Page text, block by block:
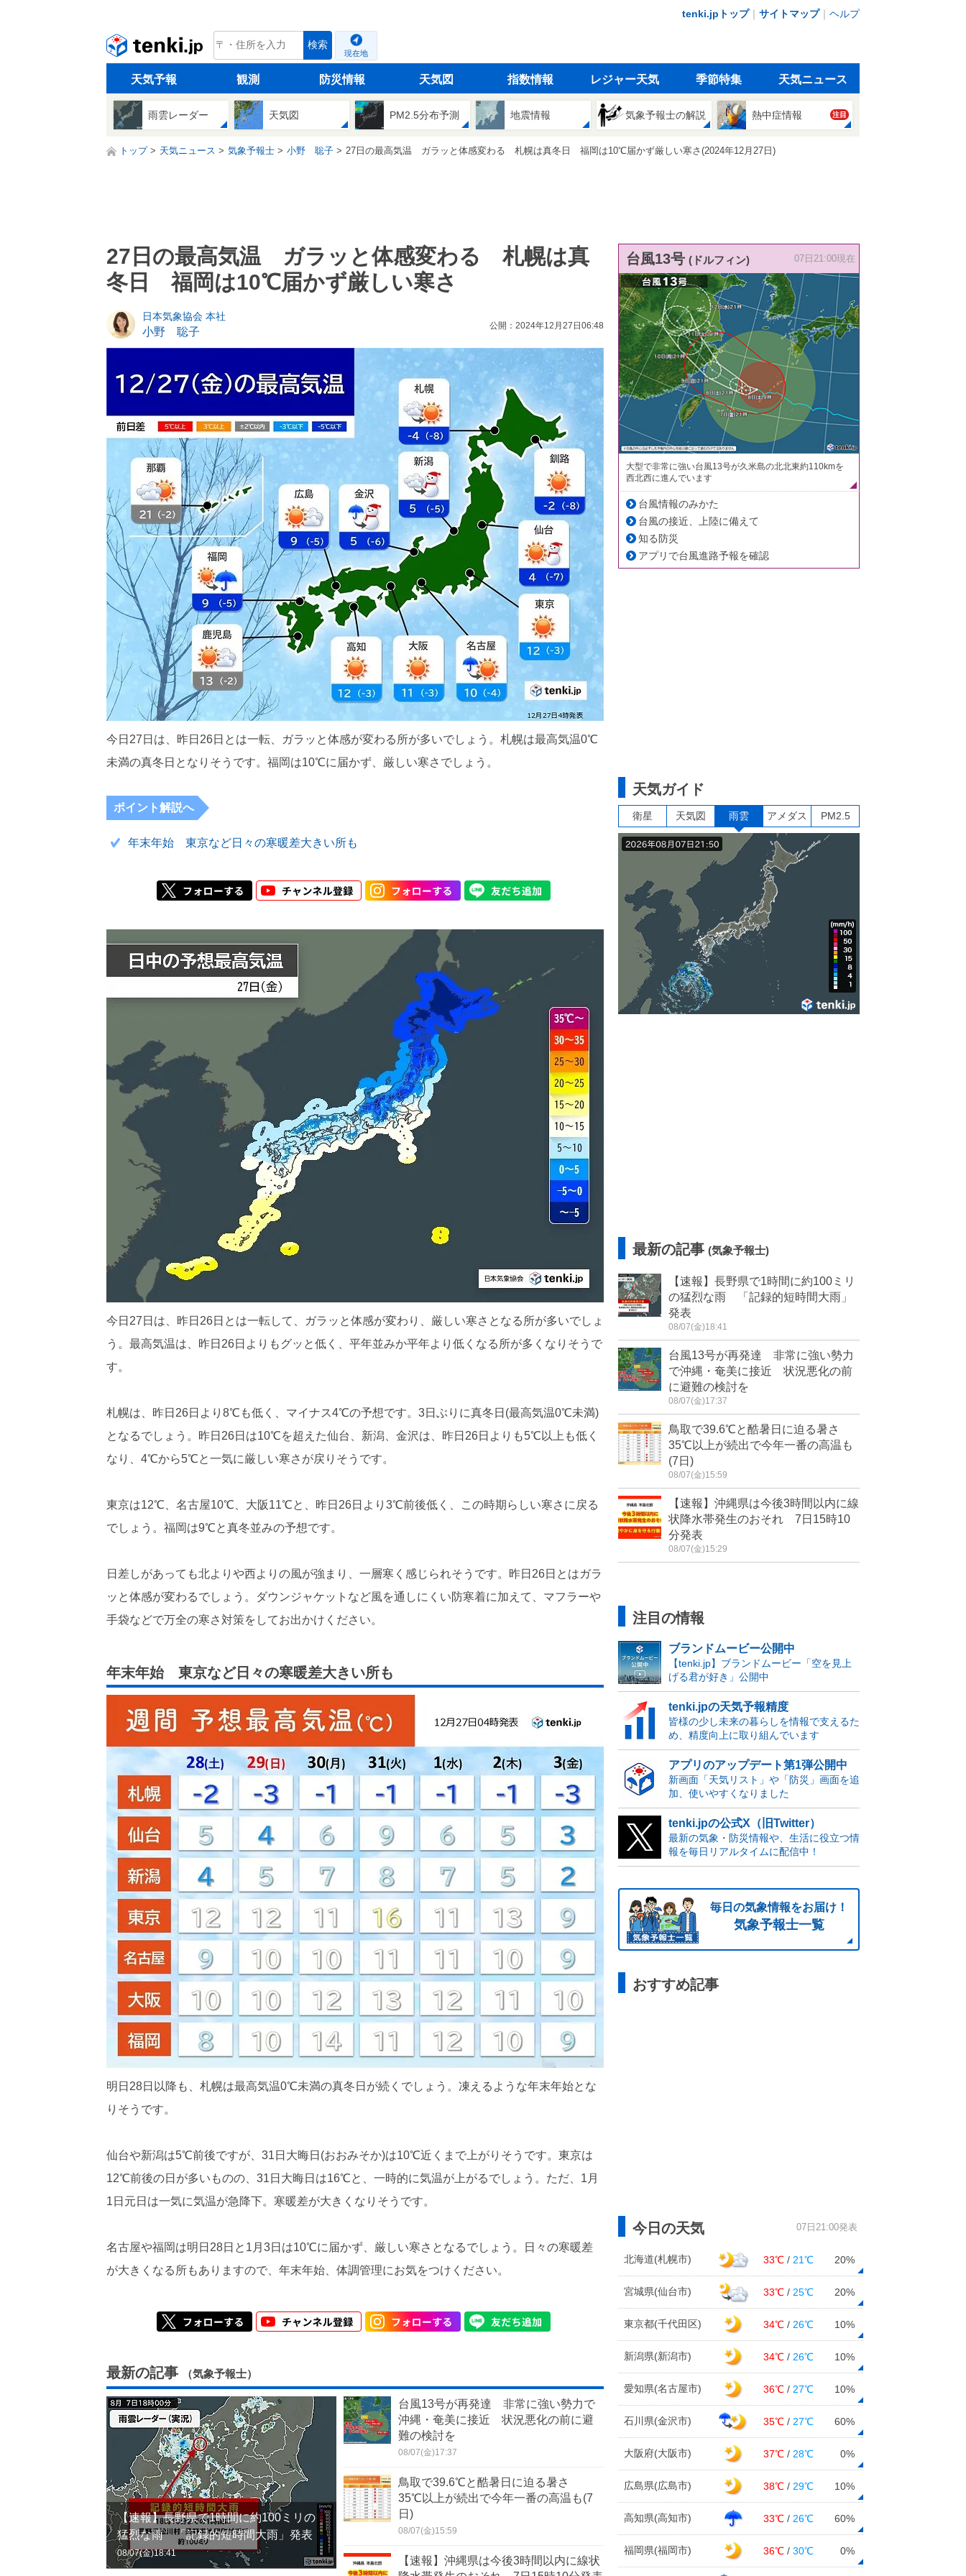
tenki.jpトップ｜ サイトマップ｜ ヘルプ
tenki.jp 検索
現在地
天気予報 観測 防災情報 天気図 指数情報 レジャー天気 季節特集 天気ニュース
雨雲レーダー 天気図 PM2.5分布予測 地震情報 気象予報士の解説 熱中症情報 注目
トップ 天気ニュース 気象予報士 小野 聡子 27日の最高気温 ガラッと体感変わる 札幌は真冬日 福岡は10℃届かず厳しい寒さ(2024年12月27日)
27日の最高気温 ガラッと体感変わる 札幌は真
冬日 福岡は10℃届かず厳しい寒さ
日本気象協会 本社
小野 聡子
公開：2024年12月27日06:48
今日27日は、昨日26日とは一転、ガラッと体感が変わる所が多いでしょう。札幌は最高気温0℃
未満の真冬日となりそうです。福岡は10℃に届かず、厳しい寒さでしょう。
ポイント解説へ
年末年始 東京など日々の寒暖差大きい所も
今日27日は、昨日26日とは一転して、ガラッと体感が変わり、厳しい寒さとなる所が多いでしょ
う。最高気温は、昨日26日よりもグッと低く、平年並みか平年より低くなる所が多くなりそうで
す。
札幌は、昨日26日より8℃も低く、マイナス4℃の予想です。3日ぶりに真冬日(最高気温0℃未満)
となるでしょう。昨日26日は10℃を超えた仙台、新潟、金沢は、昨日26日よりも5℃以上も低く
なり、4℃から5℃と一気に厳しい寒さが戻りそうです。
東京は12℃、名古屋10℃、大阪11℃と、昨日26日より3℃前後低く、この時期らしい寒さに戻る
でしょう。福岡は9℃と真冬並みの予想です。
日差しがあっても北よりや西よりの風が強まり、一層寒く感じられそうです。昨日26日とはガラ
ッと体感が変わるでしょう。ダウンジャケットなど風を通しにくい防寒着に加えて、マフラーや
手袋などで万全の寒さ対策をしてお出かけください。
年末年始 東京など日々の寒暖差大きい所も
明日28日以降も、札幌は最高気温0℃未満の真冬日が続くでしょう。凍えるような年末年始とな
りそうです。
仙台や新潟は5℃前後ですが、31日大晦日(おおみそか)は10℃近くまで上がりそうです。東京は
12℃前後の日が多いものの、31日大晦日は16℃と、一時的に気温が上がるでしょう。ただ、1月
1日元日は一気に気温が急降下。寒暖差が大きくなりそうです。
名古屋や福岡は明日28日と1月3日は10℃に届かず、厳しい寒さとなるでしょう。日々の寒暖差
が大きくなる所もありますので、年末年始、体調管理にお気をつけください。
最新の記事 （気象予報士）
【速報】長野県で1時間に約100ミリの
猛烈な雨 「記録的短時間大雨」発表
08/07(金)18:41
台風13号が再発達 非常に強い勢力で
沖縄・奄美に接近 状況悪化の前に避
難の検討を
08/07(金)17:37
鳥取で39.6℃と酷暑日に迫る暑さ
35℃以上が続出で今年一番の高温も(7
日)
08/07(金)15:59
【速報】沖縄県は今後3時間以内に線状
台風13号 (ドルフィン) 07日21:00現在
大型で非常に強い台風13号が久米島の北北東約110kmを
西北西に進んでいます
台風情報のみかた
台風の接近、上陸に備えて
知る防災
アプリで台風進路予報を確認
天気ガイド
衛星 天気図 雨雲 アメダス PM2.5
最新の記事 (気象予報士)
【速報】長野県で1時間に約100ミリ
の猛烈な雨 「記録的短時間大雨」
発表
08/07(金)18:41
台風13号が再発達 非常に強い勢力
で沖縄・奄美に接近 状況悪化の前
に避難の検討を
08/07(金)17:37
鳥取で39.6℃と酷暑日に迫る暑さ
35℃以上が続出で今年一番の高温も
(7日)
08/07(金)15:59
【速報】沖縄県は今後3時間以内に線
状降水帯発生のおそれ 7日15時10
分発表
08/07(金)15:29
注目の情報
ブランドムービー公開中
【tenki.jp】ブランドムービー「空を見上
げる君が好き」公開中
tenki.jpの天気予報精度
皆様の少し未来の暮らしを情報で支えるた
め、精度向上に取り組んでいます
アプリのアップデート第1弾公開中
新画面「天気リスト」や「防災」画面を追
加、使いやすくなりました
tenki.jpの公式X（旧Twitter）
最新の気象・防災情報や、生活に役立つ情
報を毎日リアルタイムに配信中！
毎日の気象情報をお届け！
気象予報士一覧
おすすめ記事
今日の天気 07日21:00発表
北海道(札幌市) 33℃ / 21℃ 20%
宮城県(仙台市) 33℃ / 25℃ 20%
東京都(千代田区) 34℃ / 26℃ 10%
新潟県(新潟市) 34℃ / 26℃ 10%
愛知県(名古屋市) 36℃ / 27℃ 10%
石川県(金沢市) 35℃ / 27℃ 60%
大阪府(大阪市) 37℃ / 28℃ 0%
広島県(広島市) 38℃ / 29℃ 10%
高知県(高知市) 33℃ / 26℃ 60%
福岡県(福岡市) 36℃ /30℃ 0%